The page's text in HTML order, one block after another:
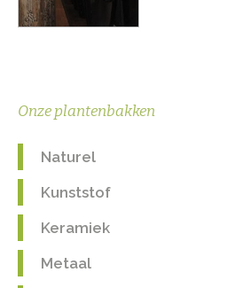
Onze plantenbakken
Naturel
Kunststof
Keramiek
Metaal